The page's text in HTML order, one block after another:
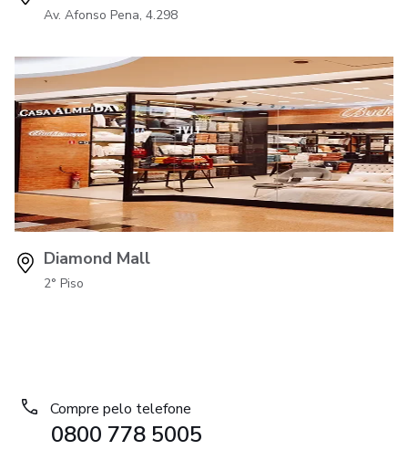
Av. Afonso Pena, 4.298
Diamond Mall
2° Piso
Compre pelo telefone
0800 778 5005